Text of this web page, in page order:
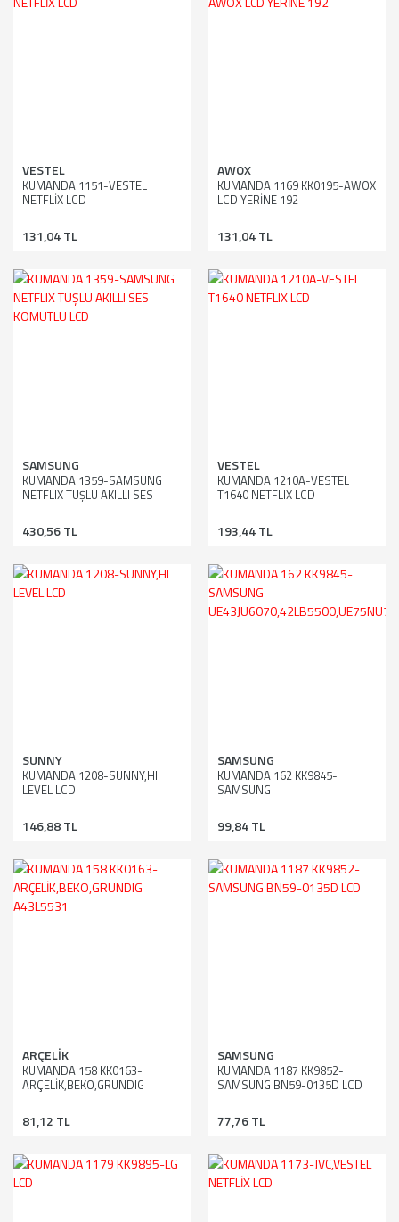
VESTEL
KUMANDA 1151-VESTEL
NETFLİX LCD
131,04 TL
AWOX
KUMANDA 1169 KK0195-AWOX
LCD YERİNE 192
131,04 TL
SAMSUNG
KUMANDA 1359-SAMSUNG
NETFLIX TUŞLU AKILLI SES
430,56 TL
VESTEL
KUMANDA 1210A-VESTEL
T1640 NETFLIX LCD
193,44 TL
SUNNY
KUMANDA 1208-SUNNY,HI
LEVEL LCD
146,88 TL
SAMSUNG
KUMANDA 162 KK9845-
SAMSUNG
99,84 TL
ARÇELİK
KUMANDA 158 KK0163-
ARÇELİK,BEKO,GRUNDIG
81,12 TL
SAMSUNG
KUMANDA 1187 KK9852-
SAMSUNG BN59-0135D LCD
77,76 TL